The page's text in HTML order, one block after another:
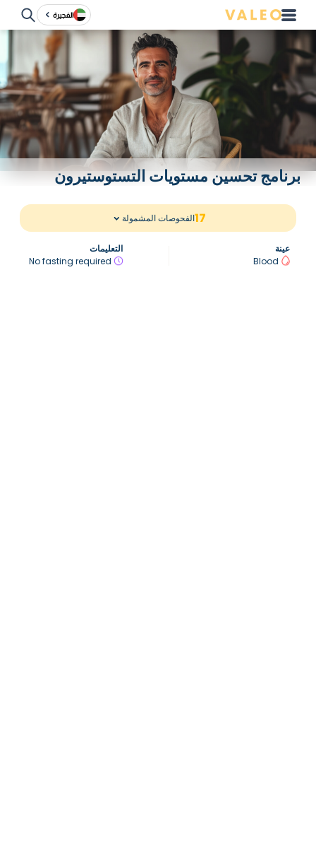
الفجيرة
برنامج تحسين مستويات التستوستيرون
17الفحوصات المشمولة
عينة
Blood
التعليمات
No fasting required